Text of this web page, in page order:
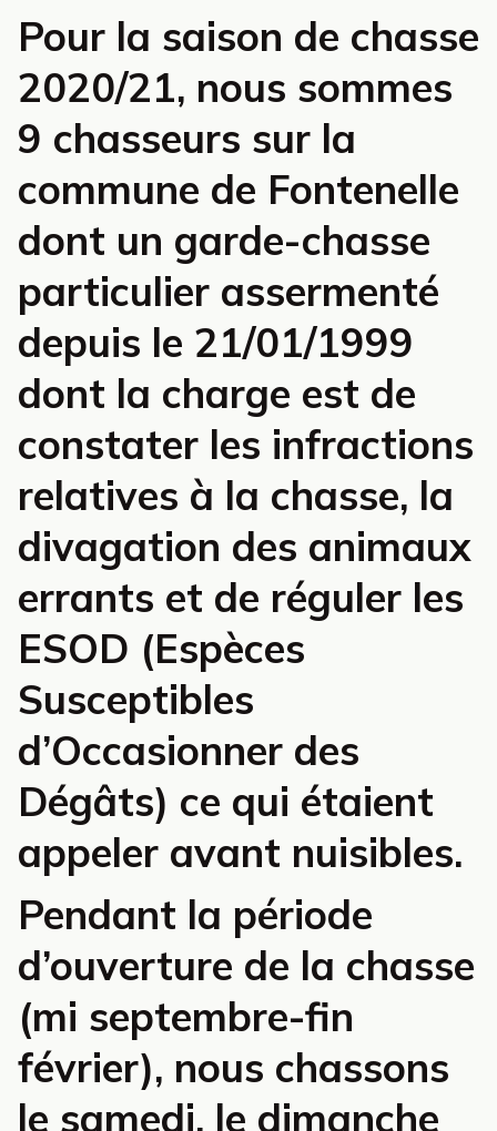
Pour la saison de chasse
2020/21, nous sommes
9 chasseurs sur la
commune de Fontenelle
dont un garde-chasse
particulier assermenté
depuis le 21/01/1999
dont la charge est de
constater les infractions
relatives à la chasse, la
divagation des animaux
errants et de réguler les
ESOD (Espèces
Susceptibles
d’Occasionner des
Dégâts) ce qui étaient
appeler avant nuisibles.
Pendant la période
d’ouverture de la chasse
(mi septembre-fin
février), nous chassons
le samedi, le dimanche